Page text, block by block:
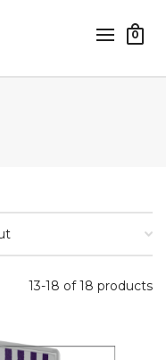
0
13-18 of 18 products